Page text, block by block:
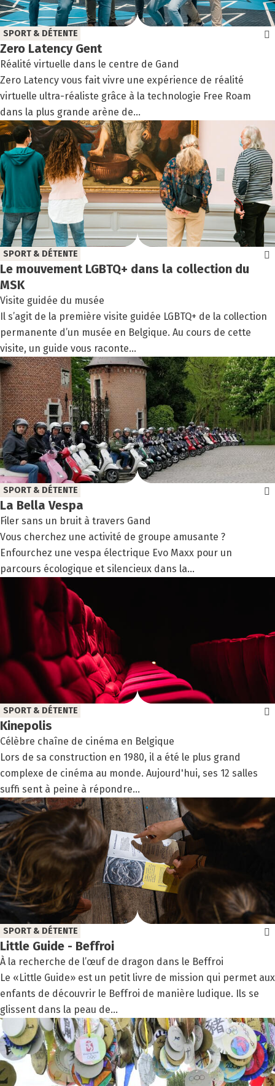
Zero Laten­cy Gent
Réalité virtuelle dans le centre de Gand
SPORT & DÉTENTE
Zero Latency vous fait vivre une expérience de réalité
virtuelle ultra-réaliste grâce à la technologie Free Roam
dans la plus grande arène de...
Le mou­ve­ment LGBTQ+ dans la col­lec­tion du
MSK
Visite guidée du musée
SPORT & DÉTENTE
Il s’agit de la première visite guidée LGBTQ+ de la collection
permanente d’un musée en Belgique. Au cours de cette
visite, un guide vous raconte...
La Bel­la Ves­pa
Filer sans un bruit à travers Gand
SPORT & DÉTENTE
Vous cherchez une activité de groupe amusante ?
Enfourchez une vespa électrique Evo Maxx pour un
parcours écologique et silencieux dans la...
Kine­po­lis
Célèbre chaîne de cinéma en Belgique
SPORT & DÉTENTE
Lors de sa construction en 1980, il a été le plus grand
complexe de cinéma au monde. Aujourd'hui, ses 12 salles
suffi sent à peine à répondre...
Lit­tle Guide - Bef­froi
À la recherche de l’œuf de dragon dans le Beffroi
SPORT & DÉTENTE
Le «Little Guide» est un petit livre de mission qui permet aux
enfants de découvrir le Beffroi de manière ludique. Ils se
glissent dans la peau de...